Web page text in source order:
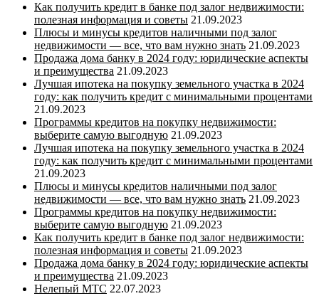
Как получить кредит в банке под залог недвижимости:
полезная информация и советы 21.09.2023
Плюсы и минусы кредитов наличными под залог
недвижимости — все, что вам нужно знать 21.09.2023
Продажа дома банку в 2024 году: юридические аспекты
и преимущества 21.09.2023
Лучшая ипотека на покупку земельного участка в 2024
году: как получить кредит с минимальными процентами
21.09.2023
Программы кредитов на покупку недвижимости:
выберите самую выгодную 21.09.2023
Лучшая ипотека на покупку земельного участка в 2024
году: как получить кредит с минимальными процентами
21.09.2023
Плюсы и минусы кредитов наличными под залог
недвижимости — все, что вам нужно знать 21.09.2023
Программы кредитов на покупку недвижимости:
выберите самую выгодную 21.09.2023
Как получить кредит в банке под залог недвижимости:
полезная информация и советы 21.09.2023
Продажа дома банку в 2024 году: юридические аспекты
и преимущества 21.09.2023
Нелепый МТС 22.07.2023